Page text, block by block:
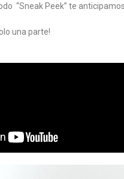
“Sneak Peek” te
una parte!